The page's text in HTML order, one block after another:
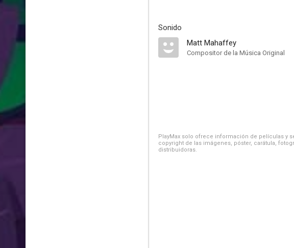
Sonido
Matt Mahaffey
Compositor de la Música Original
PlayMax solo ofrece información de películas y
copyright de las imágenes, póster, carátula,
distribuidoras.